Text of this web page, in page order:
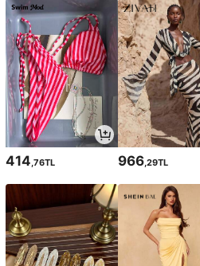
414 ,76TL 966,29TL